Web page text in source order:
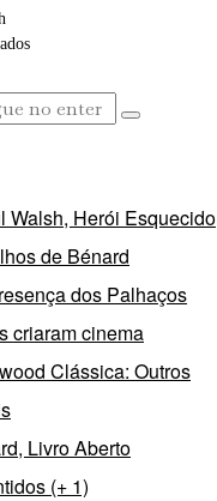
Walsh, Herói Esquecido
de Bénard
dos Palhaços
criaram cinema
Clássica: Outros
Livro Aberto
(+ 1)